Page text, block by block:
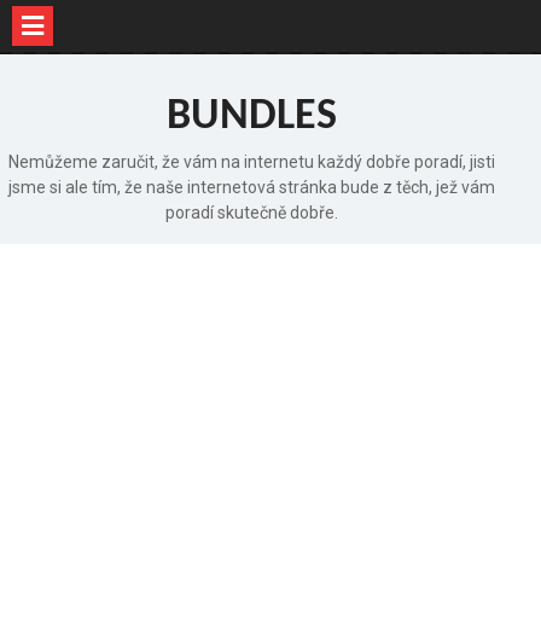
BUNDLES
Nemůžeme zaručit, že vám na internetu každý dobře poradí, jisti
jsme si ale tím, že naše internetová stránka bude z těch, jež vám
poradí skutečně dobře.